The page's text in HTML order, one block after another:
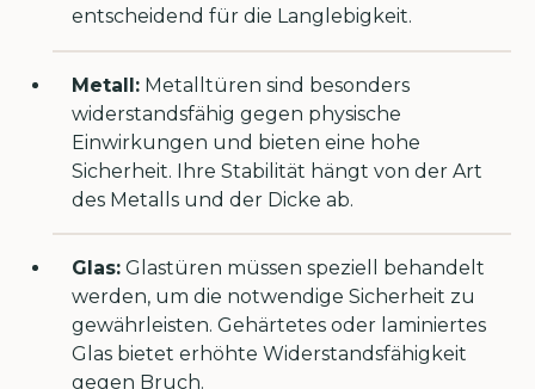
entscheidend für die Langlebigkeit.
Metall: Metalltüren sind besonders
widerstandsfähig gegen physische
Einwirkungen und bieten eine hohe
Sicherheit. Ihre Stabilität hängt von der Art
des Metalls und der Dicke ab.
Glas: Glastüren müssen speziell behandelt
werden, um die notwendige Sicherheit zu
gewährleisten. Gehärtetes oder laminiertes
Glas bietet erhöhte Widerstandsfähigkeit
gegen Bruch.